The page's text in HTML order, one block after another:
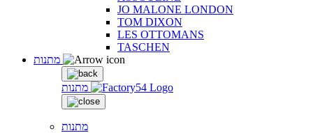
JO MALONE LONDON
TOM DIXON
LES OTTOMANS
TASCHEN
מתנות
מתנות